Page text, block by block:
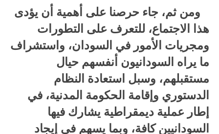
ومن ثم، جاء حرصنا على أهمية أن يؤدى
هذا الاجتماع، للتعرف على التطورات
ومجريات الأمور في السودان، واستشراف
ما يراه السودانيون أنفسهم حيال
مستقبلهم، وسبل استعادة النظام
الدستوري وإقامة الحكومة المدنية، في
إطار عملية ديمقراطية يشارك فيها
السودانيين كافة، وبما يسهم في إيجاد